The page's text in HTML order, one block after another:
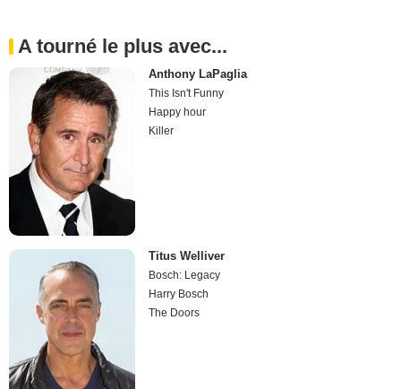
A tourné le plus avec...
Anthony LaPaglia
This Isn't Funny
Happy hour
Killer
Titus Welliver
Bosch: Legacy
Harry Bosch
The Doors